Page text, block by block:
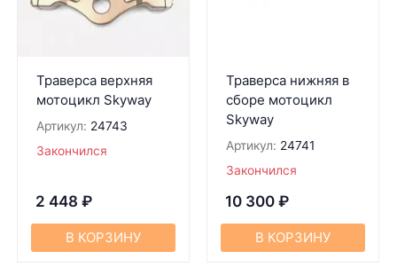
Траверса верхняя
мотоцикл Skyway
Артикул: 24743
Закончился
2 448 ₽
В КОРЗИНУ
Траверса нижняя в
сборе мотоцикл
Skyway
Артикул: 24741
Закончился
10 300 ₽
В КОРЗИНУ